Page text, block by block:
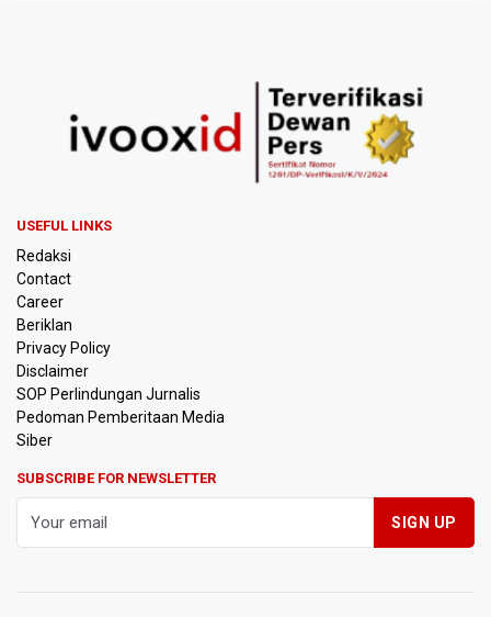
Terkait Temuan 995 Pucuk Senjata, Yayasan Sekolah: Tak
Ada Ekskul Menembak
KPK Terima Permintaan Kejaksaan Agung Periksa Febrie
Jalan Tol Trans-Jawa
BRIN Kembangkan Teknologi Modifikasi Cuaca hingga
Desalinasi Air Laut Menghadapi Ancaman El Nino
Sudah Tiga Kali Absen Pemeriksaan
hingga Rp26 triliun
Kuasa Hukum Klaim 995 Airsoft Gun di Sekolah Swasta
USEFUL LINKS
Redaksi
Contact
Career
Beriklan
Privacy Policy
Disclaimer
SOP Perlindungan Jurnalis
Pedoman Pemberitaan Media
Siber
SUBSCRIBE FOR NEWSLETTER